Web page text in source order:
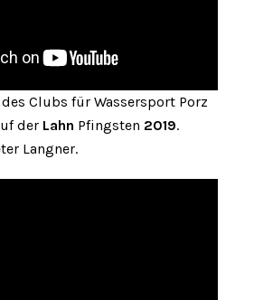
Clubs für Wassersport Porz
der Lahn Pfingsten 2019.
Langner.